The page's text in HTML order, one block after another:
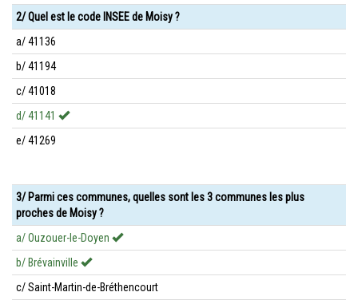
2/ Quel est le code INSEE de Moisy ?
a/ 41136
b/ 41194
c/ 41018
d/ 41141
e/ 41269
3/ Parmi ces communes, quelles sont les 3 communes les plus
proches de Moisy ?
a/ Ouzouer-le-Doyen
b/ Brévainville
c/ Saint-Martin-de-Bréthencourt